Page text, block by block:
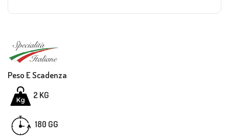
Peso E Scadenza
2 KG
180 GG